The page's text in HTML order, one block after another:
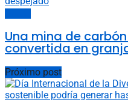
Una mina de
convertida en
Próximo post